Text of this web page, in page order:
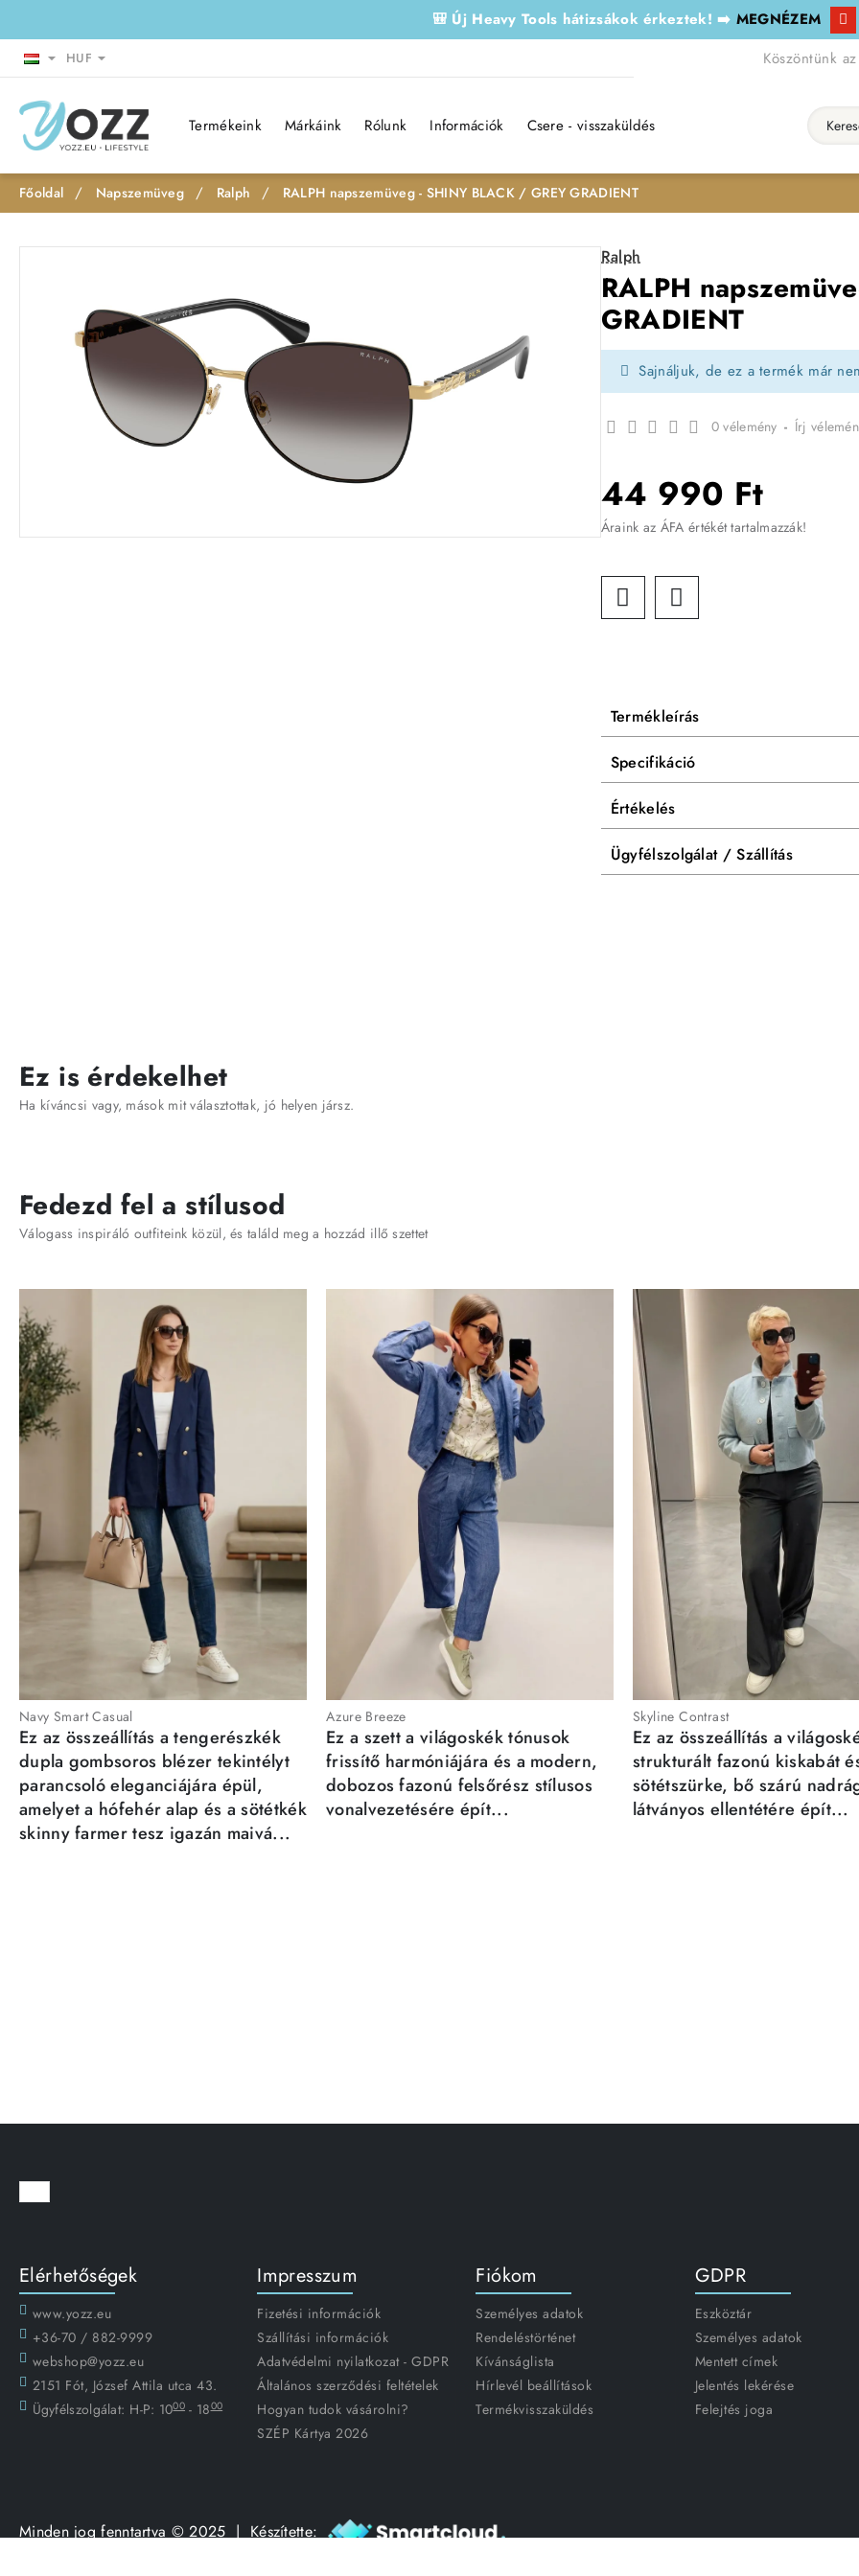
🎒 Új Heavy Tools hátizsákok érkeztek! ➡️ MEGNÉZEM
HUF Köszöntünk
Termékeink Márkáink Rólunk Információk Csere - visszaküldés
h
Napszemüveg Ralph RALPH napszemüveg - SHINY BLACK / GREY GRADIENT
Ralph
RALPH
GRADIENT
Sajnáljuk, de ez a termék már
0 vélemény - Írj
44 990 Ft
Áraink az ÁFA értékét tartalmazzák!
Termékleírás
Specifikáció
Értékelés
Ügyfélszolgálat / Szállítás
Ez is érdekelhet
Ha kíváncsi vagy, mások mit választottak, jó helyen jársz.
Fedezd fel a stílusod
Válogass inspiráló outfiteink közül, és találd meg a hozzád illő szettet
Navy Smart Casual
Ez az összeállítás a tengerészkék
dupla gombsoros blézer tekintélyt
parancsoló eleganciájára épül,
amelyet a hófehér alap és a sötétkék
skinny farmer tesz igazán maivá...
Azure Breeze
Ez a szett a világoskék tónusok
frissítő harmóniájára és a modern,
dobozos fazonú felsőrész stílusos
vonalvezetésére épít...
Skyline Contrast
Ez az összeállítás a
strukturált fazonú kiskabát
sötétszürke, bő szárú
látványos ellentétére épít...
Elérhetőségek
www.yozz.eu
+36-70 / 882-9999
webshop@yozz.eu
2151 Fót, József Attila utca 43.
Ügyfélszolgálat: H-P: 1000 - 1800
Impresszum
Fizetési információk
Szállítási információk
Adatvédelmi nyilatkozat - GDPR
Általános szerződési feltételek
Hogyan tudok vásárolni?
SZÉP Kártya 2026
Fiókom
Személyes adatok
Rendeléstörténet
Kívánságlista
Hírlevél beállítások
Termékvisszaküldés
GDPR
Eszköztár
Személyes adatok
Mentett címek
Jelentés lekérése
Felejtés joga
Minden jog fenntartva © 2025 | Készítette: